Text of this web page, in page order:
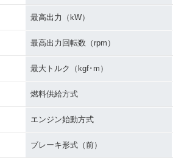
最高出力（kW）
最高出力回転数（rpm）
最大トルク（kgf･m）
燃料供給方式
エンジン始動方式
ブレーキ形式（前）